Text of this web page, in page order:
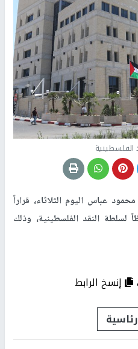
عباس اليوم الثلاثاء، قراراً
لسلطة النقد الفلسطينية، وذلك
إنسخ الرابط